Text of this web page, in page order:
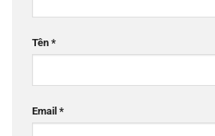
Tên *
Email *